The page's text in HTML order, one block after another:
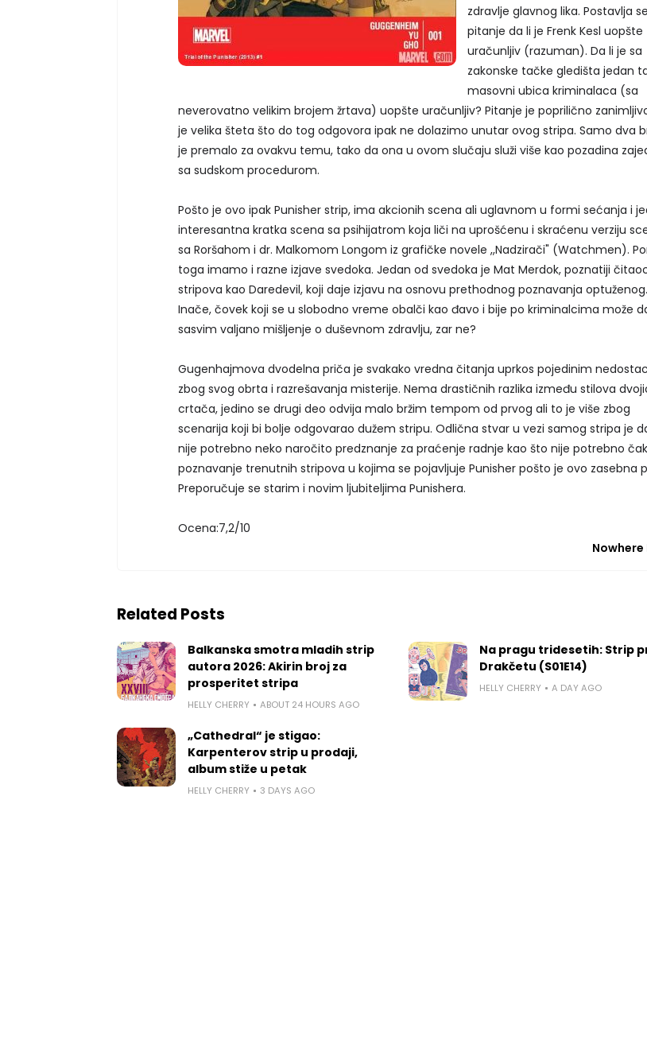
zdravlje glavnog lika. Postavlja se
pitanje da li je Frenk Kesl uopšte
uračunljiv (razuman). Da li je sa
zakonske tačke gledišta jedan
masovni ubica kriminalaca (sa
neverovatno velikim brojem žrtava) uopšte uračunljiv? Pitanje je poprilično
je velika šteta što do tog odgovora ipak ne dolazimo unutar ovog stripa. Samo dva
je premalo za ovakvu temu, tako da ona u ovom slučaju služi više kao pozadina
sa sudskom procedurom.
Pošto je ovo ipak Punisher strip, ima akcionih scena ali uglavnom u formi sećanja i
interesantna kratka scena sa psihijatrom koja liči na uprošćenu i skraćenu verziju
sa Roršahom i dr. Malkomom Longom iz grafičke novele ,,Nadzirači" (Watchmen).
toga imamo i razne izjave svedoka. Jedan od svedoka je Mat Merdok, poznatiji
stripova kao Daredevil, koji daje izjavu na osnovu prethodnog poznavanja optuženog.
Inače, čovek koji se u slobodno vreme obalči kao đavo i bije po kriminalcima može
sasvim valjano mišljenje o duševnom zdravlju, zar ne?
Gugenhajmova dvodelna priča je svakako vredna čitanja uprkos pojedinim
zbog svog obrta i razrešavanja misterije. Nema drastičnih razlika između stilova
crtača, jedino se drugi deo odvija malo bržim tempom od prvog ali to je više zbog
scenarija koji bi bolje odgovarao dužem stripu. Odlična stvar u vezi samog stripa je
nije potrebno neko naročito predznanje za praćenje radnje kao što nije potrebno
poznavanje trenutnih stripova u kojima se pojavljuje Punisher pošto je ovo zasebna
Preporučuje se starim i novim ljubiteljima Punishera.
Ocena:7,2/10
Nowhere
Related Posts
Balkanska smotra mladih strip
autora 2026: Akirin broj za
prosperitet stripa
HELLY CHERRY ABOUT 24 HOURS AGO
Na pragu tridesetih: Strip
Drakčetu (S01E14)
HELLY CHERRY A DAY AGO
„Cathedral“ je stigao:
Karpenterov strip u prodaji,
album stiže u petak
HELLY CHERRY 3 DAYS AGO